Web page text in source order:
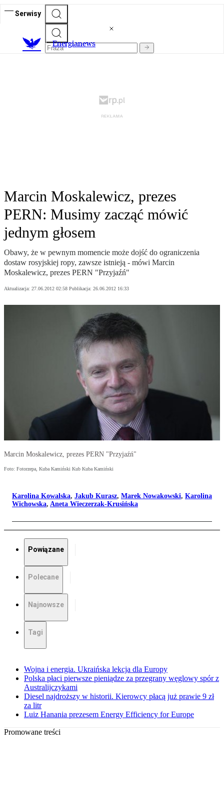
Serwisy
Energianews
Marcin Moskalewicz, prezes
PERN: Musimy zacząć mówić
jednym głosem
Obawy, że w pewnym momencie może dojść do ograniczenia
dostaw rosyjskiej ropy, zawsze istnieją - mówi Marcin
Moskalewicz, prezes PERN "Przyjaźń"
Aktualizacja: 27.06.2012 02:58 Publikacja: 26.06.2012 16:33
Marcin Moskalewicz, prezes PERN "Przyjaźń"
Foto: Fotorzepa, Kuba Kamiński Kub Kuba Kamiński
Karolina Kowalska, Jakub Kurasz, Marek Nowakowski, Karolina
Wichowska, Aneta Wieczerzak-Krusińska
Powiązane
Polecane
Najnowsze
Tagi
Wojna i energia. Ukraińska lekcja dla Europy
Polska płaci pierwsze pieniądze za przegrany węglowy spór z
Australijczykami
Diesel najdroższy w historii. Kierowcy płacą już prawie 9 zł
za litr
Luiz Hanania prezesem Energy Efficiency for Europe
Promowane treści